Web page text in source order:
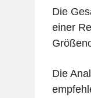
Die
einer
Die